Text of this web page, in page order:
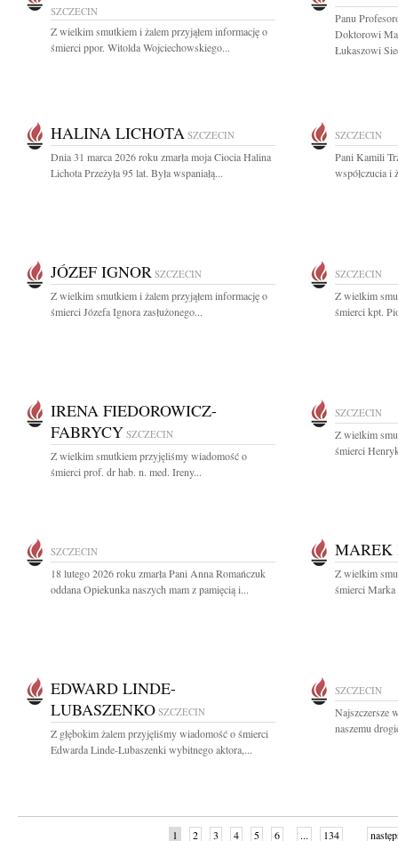
SZCZECIN
Z wielkim smutkiem i żalem przyjąłem informację o
śmierci ppor. Witolda Wojciechowskiego...
Panu
Doktorowi
Łukaszowi
HALINA LICHOTA SZCZECIN
Dnia 31 marca 2026 roku zmarła moja Ciocia Halina
Lichota Przeżyła 95 lat. Była wspaniałą...
SZCZECIN
Pani Kamili
współczucia i
JÓZEF IGNOR SZCZECIN
Z wielkim smutkiem i żalem przyjąłem informację o
śmierci Józefa Ignora zasłużonego...
SZCZECIN
Z wielkim
śmierci kpt.
IRENA FIEDOROWICZ-
FABRYCY SZCZECIN
Z wielkim smutkiem przyjęliśmy wiadomość o
śmierci prof. dr hab. n. med. Ireny...
SZCZECIN
Z wielkim
śmierci
SZCZECIN
18 lutego 2026 roku zmarła Pani Anna Romańczuk
oddana Opiekunka naszych mam z pamięcią i...
Z wielkim
śmierci Marka
EDWARD LINDE-
LUBASZENKO SZCZECIN
Z głębokim żalem przyjęliśmy wiadomość o śmierci
Edwarda Linde-Lubaszenki wybitnego aktora,...
SZCZECIN
Najszczersze
naszemu
1 2 3 4 5 6 ... 134